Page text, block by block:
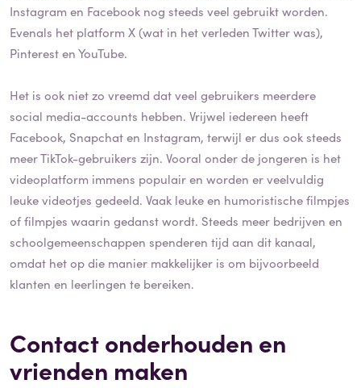
Instagram en Facebook nog steeds veel gebruikt worden.
Evenals het platform X (wat in het verleden Twitter was),
Pinterest en YouTube.
Het is ook niet zo vreemd dat veel gebruikers meerdere
social media-accounts hebben. Vrijwel iedereen heeft
Facebook, Snapchat en Instagram, terwijl er dus ook steeds
meer TikTok-gebruikers zijn. Vooral onder de jongeren is het
videoplatform immens populair en worden er veelvuldig
leuke videotjes gedeeld. Vaak leuke en humoristische filmpjes
of filmpjes waarin gedanst wordt. Steeds meer bedrijven en
schoolgemeenschappen spenderen tijd aan dit kanaal,
omdat het op die manier makkelijker is om bijvoorbeeld
klanten en leerlingen te bereiken.
Contact onderhouden en
vrienden maken